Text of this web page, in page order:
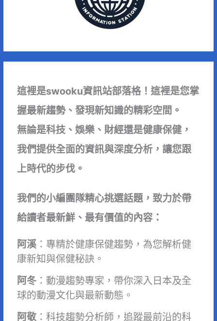
這裡是swooku資訊站部落格！這裡是您掌
握最新趨勢、發現新知識的精彩空間。
無論是科技、娛樂、財經還是健康保健，
我們提供全面的資訊與深度分析，讓您跟
上時代的步伐。
我們的小編團隊精心挑選話題，致力於帶
給讀者最新鮮、最有價值的內容：
阿溪：專精於健康保健趨勢，為您解析健
康新知與保健秘訣。
阿冬：動漫趨勢專家，帶你深入日本及全
球的動漫文化與最新動態。
阿敬：科技趨勢分析師，追蹤最前沿的科